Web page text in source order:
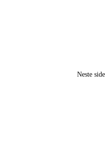
Neste side